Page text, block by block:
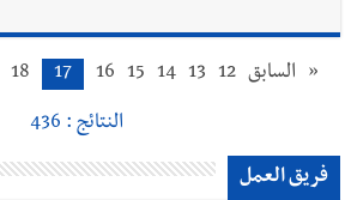
« السابق 12
13
14
15
16
17
18
النتائج : 436
فريق العمل